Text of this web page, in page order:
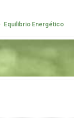
Equilibrio Energético